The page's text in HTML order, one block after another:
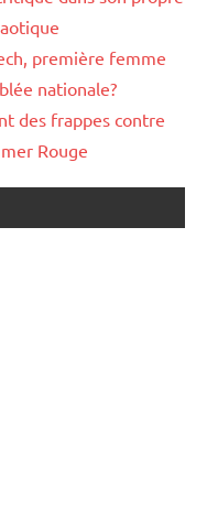
première femme
nationale?
des frappes contre
Rouge